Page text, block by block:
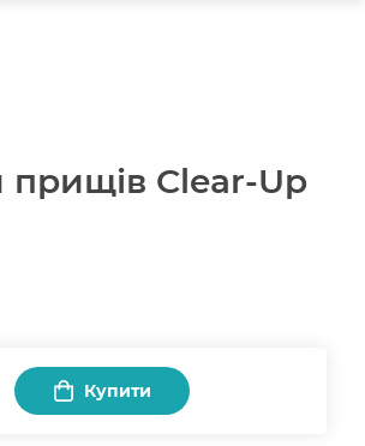
прищів Clear-Up
Купити